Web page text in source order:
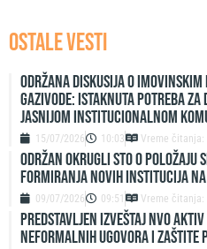
OSTALE VESTI
Održana diskusija o
Gazivode: Istaknuta potreba
jasnijom institucionalnom
15/07/2026 10:03 Vreme čitanja:
ODRŽAN OKRUGLI STO O POLOŽAJU
FORMIRANJA NOVIH INSTITUCIJA
09/07/2026 09:51 Vreme čitanja:
Predstavljen izveštaj NVO
neformalnih ugovora i zaštite